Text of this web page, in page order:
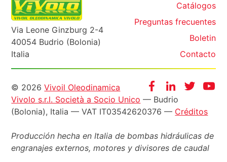
Via Leone Ginzburg 2-4
40054 Budrio (Bolonia)
Italia
Catálogos
Preguntas frecuentes
Boletin
Contacto
FacebookInstagram
Twitter
Informazioni
legali
© 2026Vivoil Oleodinamica
Vivolo s.r.l. Società a Socio Unico — Budrio
(Bolonia), Italia — VAT IT03542620376 — Créditos
Producción hecha en Italia de bombas hidráulicas de
engranajes externos, motores y divisores de caudal